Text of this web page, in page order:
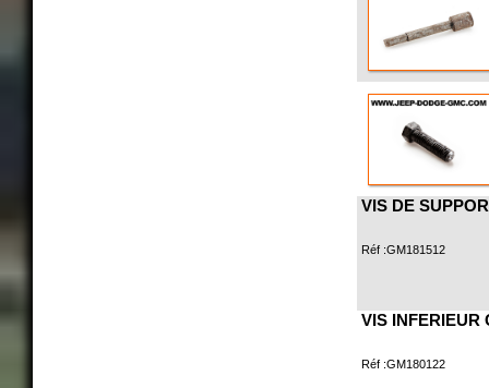
VIS DE
Réf :GM181512
VIS INFERIEUR
Réf :GM180122